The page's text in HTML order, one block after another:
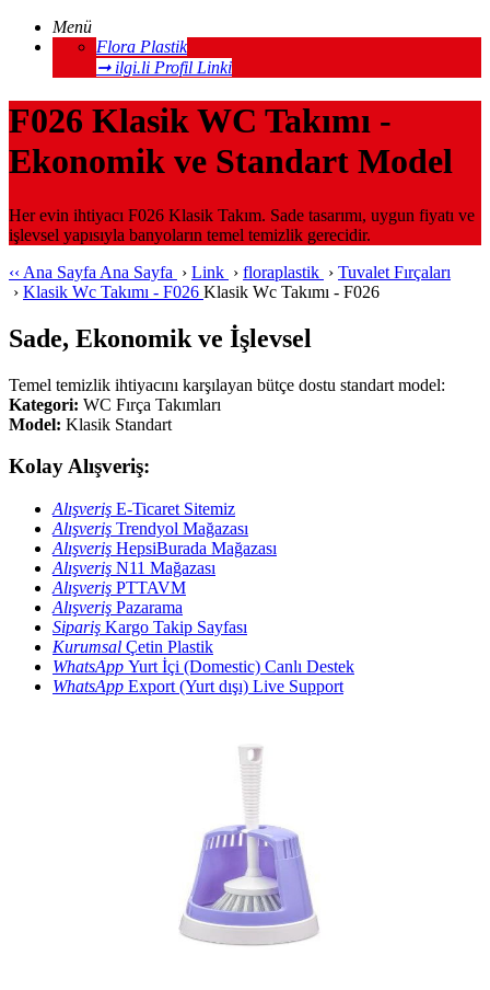
Menü
Flora Plastik
➞ ilgi.li Profil Linki
F026 Klasik WC Takımı -
Ekonomik ve Standart Model
Her evin ihtiyacı F026 Klasik Takım. Sade tasarımı, uygun fiyatı ve
işlevsel yapısıyla banyoların temel temizlik gerecidir.
‹‹ Ana Sayfa Ana Sayfa › Link › floraplastik › Tuvalet Fırçaları
› Klasik Wc Takımı - F026 Klasik Wc Takımı - F026
Sade, Ekonomik ve İşlevsel
Temel temizlik ihtiyacını karşılayan bütçe dostu standart model:
Kategori: WC Fırça Takımları
Model: Klasik Standart
Kolay Alışveriş:
Alışveriş E-Ticaret Sitemiz
Alışveriş Trendyol Mağazası
Alışveriş HepsiBurada Mağazası
Alışveriş N11 Mağazası
Alışveriş PTTAVM
Alışveriş Pazarama
Sipariş Kargo Takip Sayfası
Kurumsal Çetin Plastik
WhatsApp Yurt İçi (Domestic) Canlı Destek
WhatsApp Export (Yurt dışı) Live Support